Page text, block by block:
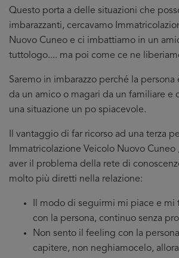
Questo porta a delle situazioni che
imbarazzanti, cercavamo
Nuovo Cuneo e ci imbattiamo in un
tuttologo.... ma poi come ce ne
Saremo in imbarazzo perché la persona
da un amico o magari da un familiare e
una situazione un po spiacevole.
Il vantaggio di far ricorso ad una terza
Immatricolazione Veicolo Nuovo
aver il problema della rete di
molto più diretti nella relazione:
Il modo di seguirmi mi piace e mi
con la persona, continuo senza
Non sento il feeling con la
capitere, non neghiamocelo,